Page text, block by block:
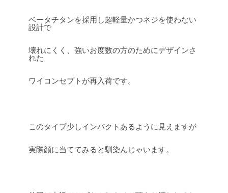
ベータチタンを採用し超軽量かつネジを使わない
設計で
壊れにくく、強いお度数の方のためにデザインさ
れた
ワイコンセプトが再入荷です。
このタイプ少しインパクトあるように見えますが
実際顔に当ててみると馴染んじゃいます。